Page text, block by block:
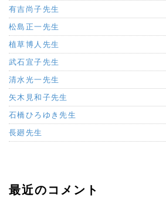
有吉尚子先生
松島正一先生
植草博人先生
武石宜子先生
清水光一先生
矢木見和子先生
石橋ひろゆき先生
長廻先生
最近のコメント